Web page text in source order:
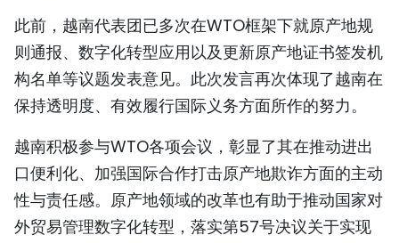
此前，越南代表团已多次在WTO框架下就原产地规
则通报、数字化转型应用以及更新原产地证书签发机
构名单等议题发表意见。此次发言再次体现了越南在
保持透明度、有效履行国际义务方面所作的努力。
越南积极参与WTO各项会议，彰显了其在推动进出
口便利化、加强国际合作打击原产地欺诈方面的主动
性与责任感。原产地领域的改革也有助于推动国家对
外贸易管理数字化转型，落实第57号决议关于实现